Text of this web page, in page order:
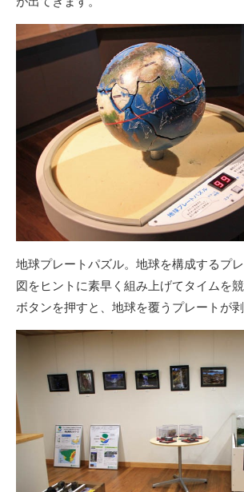
地球プレートパズル。地球を構成するプ
図をヒントに素早く組み上げてタイムを
ボタンを押すと、地球を覆うプレートが剥